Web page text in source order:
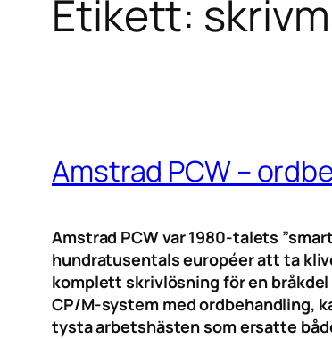
Etikett:
Amstrad PCW –
Amstrad PCW var 1980-talets
hundratusentals européer att ta
komplett skrivlösning för en
CP/M-system med ordbehandling,
tysta arbetshästen som ersatte